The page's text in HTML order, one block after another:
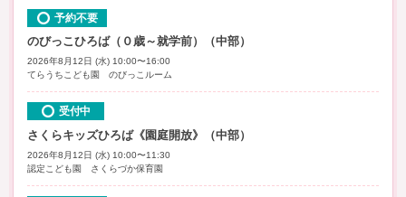
予約不要
のびっこひろば（０歳～就学前）（中部）
2026年8月12日 (水) 10:00〜16:00
てらうちこども園 のびっこルーム
受付中
さくらキッズひろば《園庭開放》（中部）
2026年8月12日 (水) 10:00〜11:30
認定こども園 さくらづか保育園